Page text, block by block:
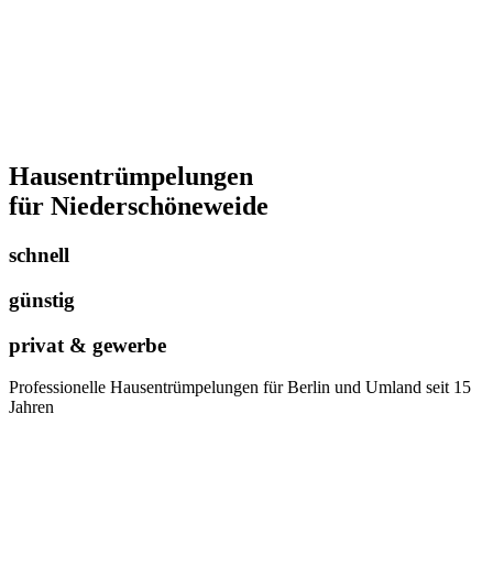
Hausentrümpelungen
für Niederschöneweide
schnell
günstig
privat & gewerbe
Professionelle Hausentrümpelungen für Berlin und Umland seit 15
Jahren